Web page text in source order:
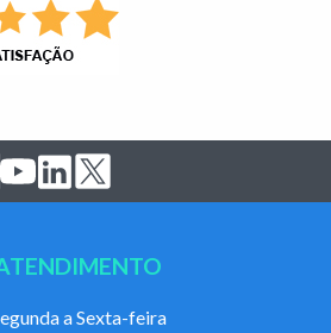
a Sexta-feira